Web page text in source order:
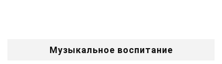
Музыкальное воспитание